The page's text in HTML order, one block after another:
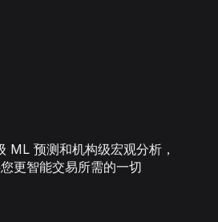
ML 预测和机构级宏观分析，
更智能交易所需的一切